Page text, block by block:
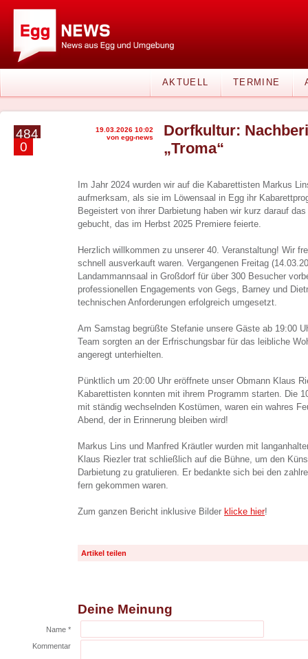
AKTUELL TERMINE
484
0
19.03.2026 10:02
von egg-news
Dorfkultur:
„Troma“
Im Jahr 2024 wurden wir auf die Kabarettisten Markus
aufmerksam, als sie im Löwensaal in Egg ihr
Begeistert von ihrer Darbietung haben wir kurz darauf das
gebucht, das im Herbst 2025 Premiere feierte.
Herzlich willkommen zu unserer 40. Veranstaltung! Wir
schnell ausverkauft waren. Vergangenen Freitag
Landammannsaal in Großdorf für über 300 Besucher
professionellen Engagements von Gegs, Barney und
technischen Anforderungen erfolgreich umgesetzt.
Am Samstag begrüßte Stefanie unsere Gäste ab 19:00
Team sorgten an der Erfrischungsbar für das leibliche
angeregt unterhielten.
Pünktlich um 20:00 Uhr eröffnete unser Obmann Klaus
Kabarettisten konnten mit ihrem Programm starten. Die
mit ständig wechselnden Kostümen, waren ein wahres
Abend, der in Erinnerung bleiben wird!
Markus Lins und Manfred Kräutler wurden mit
Klaus Riezler trat schließlich auf die Bühne, um den
Darbietung zu gratulieren. Er bedankte sich bei den
fern gekommen waren.
Zum ganzen Bericht inklusive Bilder klicke hier!
Artikel teilen
Deine Meinung
Name *
Kommentar